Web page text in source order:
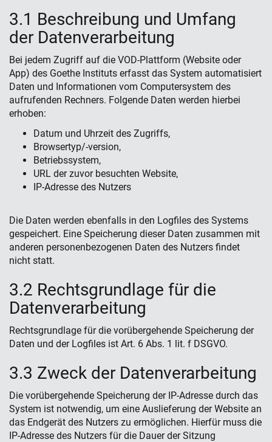
3.1 Beschreibung und Umfang
der Datenverarbeitung
Bei jedem Zugriff auf die VOD-Plattform (Website oder
App) des Goethe Instituts erfasst das System automatisiert
Daten und Informationen vom Computersystem des
aufrufenden Rechners. Folgende Daten werden hierbei
erhoben:
Datum und Uhrzeit des Zugriffs,
Browsertyp/-version,
Betriebssystem,
URL der zuvor besuchten Website,
IP-Adresse des Nutzers
Die Daten werden ebenfalls in den Logfiles des Systems
gespeichert. Eine Speicherung dieser Daten zusammen mit
anderen personenbezogenen Daten des Nutzers findet
nicht statt.
3.2 Rechtsgrundlage für die
Datenverarbeitung
Rechtsgrundlage für die vorübergehende Speicherung der
Daten und der Logfiles ist Art. 6 Abs. 1 lit. f DSGVO.
3.3 Zweck der Datenverarbeitung
Die vorübergehende Speicherung der IP-Adresse durch das
System ist notwendig, um eine Auslieferung der Website an
das Endgerät des Nutzers zu ermöglichen. Hierfür muss die
IP-Adresse des Nutzers für die Dauer der Sitzung